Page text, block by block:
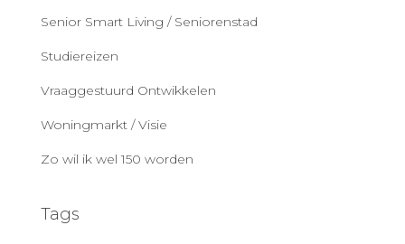
Senior Smart Living / Seniorenstad
Studiereizen
Vraaggestuurd Ontwikkelen
Woningmarkt / Visie
Zo wil ik wel 150 worden
Tags